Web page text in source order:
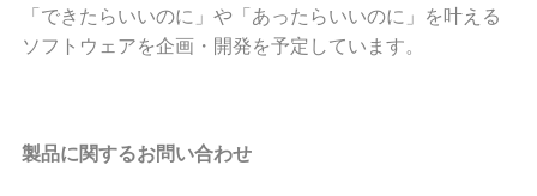
「できたらいいのに」や「あったらいいのに」を叶える
ソフトウェアを企画・開発を予定しています。
製品に関するお問い合わせ